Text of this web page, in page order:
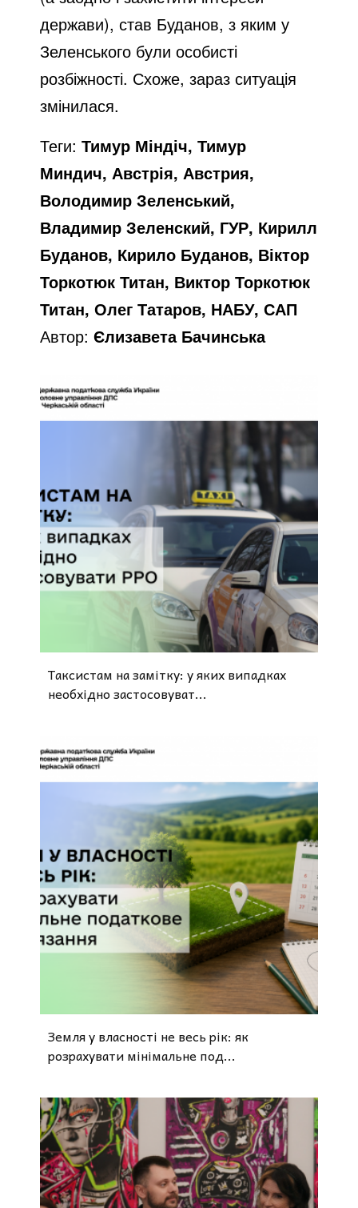
держави), став Буданов, з яким у
Зеленського були особисті
розбіжності. Схоже, зараз ситуація
змінилася.
Теги:Тимур Міндіч, Тимур
Миндич, Австрія, Австрия,
Володимир Зеленський,
Владимир Зеленский, ГУР, Кирилл
Буданов, Кирило Буданов, Віктор
Торкотюк Титан, Виктор Торкотюк
Титан, Олег Татаров, НАБУ, САП
Автор:Єлизавета Бачинська
Таксистам на замітку: у яких випадках
необхідно застосовуват...
Земля у власності не весь рік: як
розрахувати мінімальне под...